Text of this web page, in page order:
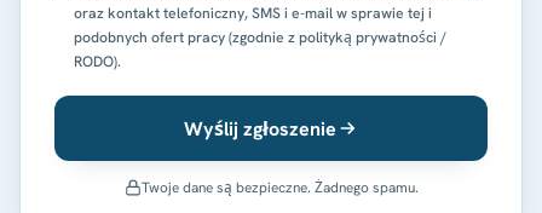
oraz kontakt telefoniczny, SMS i e-mail w sprawie tej i
podobnych ofert pracy (zgodnie z polityką prywatności /
RODO).
Wyślij zgłoszenie
Twoje dane są bezpieczne. Żadnego spamu.